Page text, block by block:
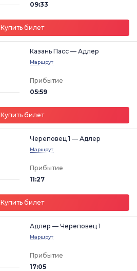
09:33
Купить билет
Казань Пасс — Адлер
Маршрут
Прибытие
05:59
Купить билет
Череповец 1 — Адлер
Маршрут
Прибытие
11:27
Купить билет
Адлер — Череповец 1
Маршрут
Прибытие
17:05